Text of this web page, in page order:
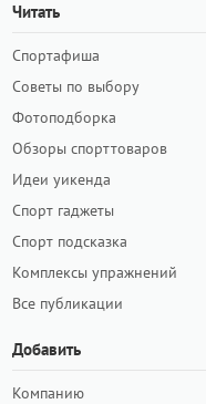
Читать
Спортафиша
Советы по выбору
Фотоподборка
Обзоры спорттоваров
Идеи уикенда
Спорт гаджеты
Спорт подсказка
Комплексы упражнений
Все публикации
Добавить
Компанию